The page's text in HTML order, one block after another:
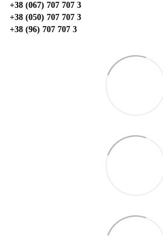
+38 (067) 707 707 3
+38 (050) 707 707 3
+38 (96) 707 707 3